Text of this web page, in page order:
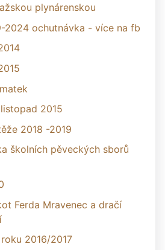
plynárenskou
2024 ochutnávka - více na fb
2015
2018 -2019
školních pěveckých sborů
Ferda Mravenec a dračí
2016/2017